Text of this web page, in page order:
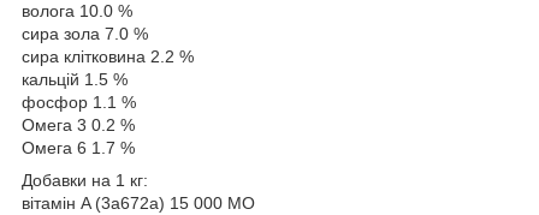
волога 10.0 %
сира зола 7.0 %
сира клітковина 2.2 %
кальцій 1.5 %
фосфор 1.1 %
Омега 3 0.2 %
Омега 6 1.7 %
Добавки на 1 кг:
вітамін A (3a672a) 15 000 МО